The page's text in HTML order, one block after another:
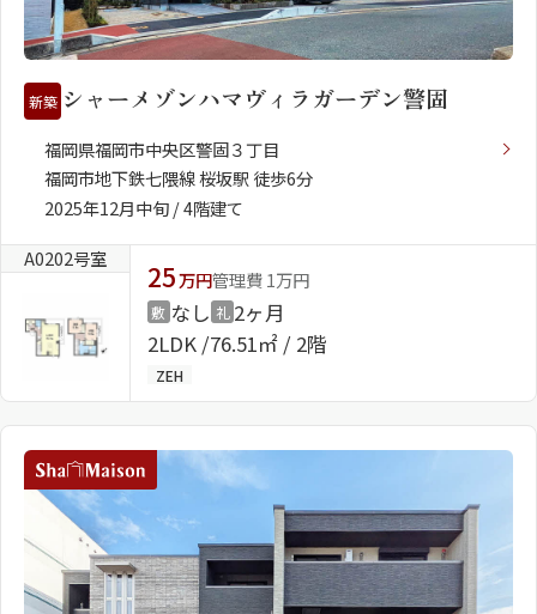
新築 シャーメゾンハマヴィラガーデン警固
福岡県福岡市中央区警固３丁目
福岡市地下鉄七隈線 桜坂駅 徒歩6分
2025年12月中旬 / 4階建て
A0202号室
25万円管理費 1万円
敷 なし 礼 2ヶ月
2LDK 76.51㎡ / 2階
ZEH